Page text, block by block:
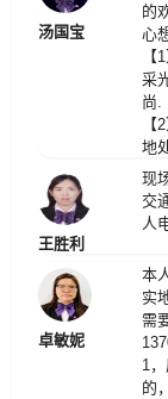
汤国宝
的
心
【
采
尚.
【
地
王胜利
现
交
人
卓敏妮
本
实
需
1
的